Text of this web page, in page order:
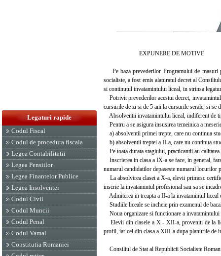
Legaturi rapide
Codul Fiscal
Codul de procedura fiscala
Legea Contabilitatii
Legea Pensiilor
Legea Finantelor Publice
Legea Insolventei
Codul Civil
Codul Muncii
Codul Penal
Codul Vamal
Constitutia Romaniei
EXPUNERE DE MOTIVE
Pe baza prevederilor Programului de masuri
socialiste, a fost emis alaturatul decret al
si continutul invatamintului liceal, in strinsa
Potrivit prevederilor acestui decret,
cursurile de zi si de 5 ani la cursurile serale, si se
Absolventii invatamintului liceal, indiferent de
Pentru a se asigura insusirea temeinica a
a) absolventii primei trepte, care nu continua
b) absolventii treptei a II-a, care nu continua
Pe toata durata stagiului, practicantii au
Inscrierea in clasa a IX-a se face, in general,
numarul candidatilor depaseste numarul locurilor
La absolvirea clasei a X-a, elevii primesc
inscrie la invatamintul profesional sau sa se
Admiterea in treapta a II-a la invatamintul liceal
Studiile liceale se incheie prin examenul de
Noua organizare si functionare a invatamintului
Elevii din clasele a X - XII-a, proveniti de la
profil, iar cei din clasa a XIII-a dupa planurile de
Consiliul de Stat al Republicii Socialiste